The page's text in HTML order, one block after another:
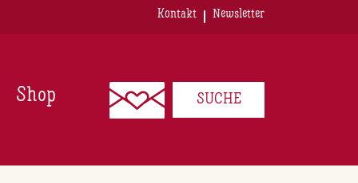
Kontakt Newsletter
Shop SUCHE